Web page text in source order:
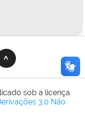
sob a licença
3.0 Não